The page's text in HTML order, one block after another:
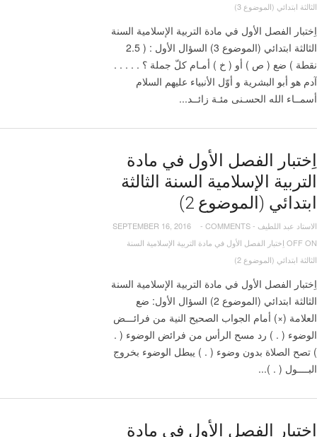
الثالثة ابتدائي (الموضوع 3)
اِختبار الفصل الأول في مادة التربية الإسلامية السنة
الثالثة ابتدائي (الموضوع 3) السؤال الأول : ( 2.5
نقطة ) ضع ( ص ) أو ( خ ) أمـام كلّ جملة ؟ . . . . .
آدم هو أبو البشرية و أوّل الأنبياء عليهم السلام
أسمــاء الله الحسـنى مئـة زائــد...
اِختبار الفصل الأول في مادة
التربية الإسلامية السنة الثالثة
ابتدائي (الموضوع 2)
الاستاد عبد اللطيف -
SEPTEMBER 16, 2016 - COMMENTS
OFF ON اِختبار الفصل الأول في مادة التربية الإسلامية السنة
الثالثة ابتدائي (الموضوع 2)
اِختبار الفصل الأول في مادة التربية الإسلامية السنة
الثالثة ابتدائي (الموضوع 2) السؤال الأول: ضع
العلامة (×) أمام الجواب الصحيح النية من فرائـــض
الوضوء ( . ) رد مسح الرأس من فرائض الوضوء ( .
) تصح الصلاة بدون وضوء ( . ) يبطل الوضوء بخروج
البــــول ( . )...
اِختبار الفصل الأول في مادة